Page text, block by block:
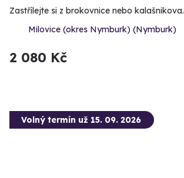
Zastřílejte si z brokovnice nebo kalašnikova.
Milovice (okres Nymburk) (Nymburk)
2 080 Kč
Volný termín už 15. 09. 2026